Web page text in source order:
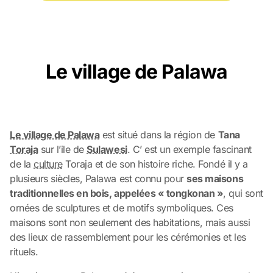
Le village de Palawa
Le village de Palawaest situé dans la région de Tana
Torajasur l’ile deSulawesi. C’ est un exemple fascinant
de lacultureToraja et de son histoire riche. Fondé il y a
plusieurs siècles, Palawa est connu pourses maisons
traditionnelles en bois, appelées « tongkonan », qui sont
ornées de sculptures et de motifs symboliques. Ces
maisons sont non seulement des habitations, mais aussi
des lieux de rassemblement pour les cérémonies et les
rituels.